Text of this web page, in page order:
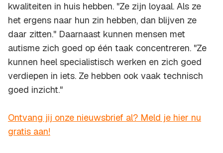
kwaliteiten in huis hebben. "Ze zijn loyaal. Als ze
het ergens naar hun zin hebben, dan blijven ze
daar zitten." Daarnaast kunnen mensen met
autisme zich goed op één taak concentreren. "Ze
kunnen heel specialistisch werken en zich goed
verdiepen in iets. Ze hebben ook vaak technisch
goed inzicht."
Ontvang jij onze nieuwsbrief al? Meld je hier nu
gratis aan!